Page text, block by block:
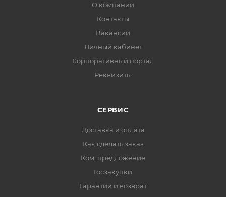
О компании
Контакты
Вакансии
Личный кабинет
Корпоративный портал
Реквизиты
СЕРВИС
Доставка и оплата
Как сделать заказ
Ком. предложение
Госзакупки
Гарантии и возврат